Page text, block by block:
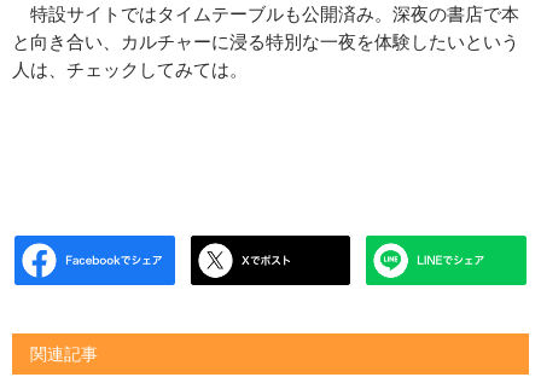
特設サイトではタイムテーブルも公開済み。深夜の書店で本
と向き合い、カルチャーに浸る特別な一夜を体験したいという
人は、チェックしてみては。
関連記事